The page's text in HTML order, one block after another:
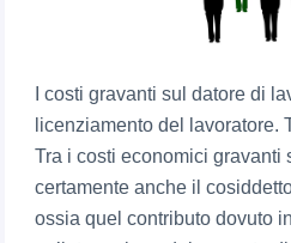
I costi gravanti sul datore di
licenziamento del lavoratore.
Tra i costi economici gravanti
certamente anche il
ossia quel contributo dovuto